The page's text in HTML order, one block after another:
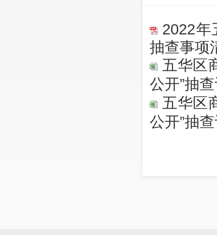
2022
抽查事项
五华区
公开”抽
五华区
公开”抽